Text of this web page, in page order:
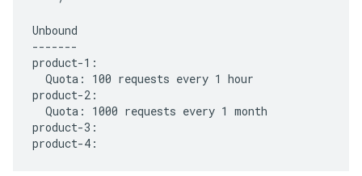
Unbound
-------
product-1:
  Quota: 100 requests every 1 hour
product-2:
  Quota: 1000 requests every 1 month
product-3: